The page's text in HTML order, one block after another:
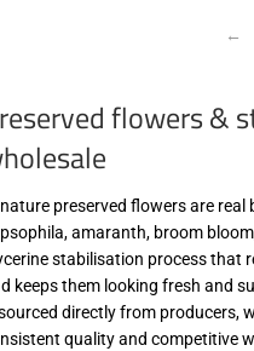
←
flowers &
preserved flowers are
amaranth, broom
stabilisation process that
keeps them looking fresh and
directly from producers,
quality and competitive